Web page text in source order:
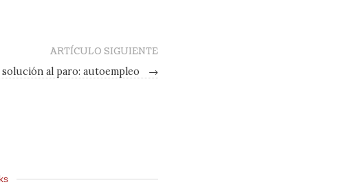
ARTÍCULO SIGUIENTE
solución al paro: autoempleo
→